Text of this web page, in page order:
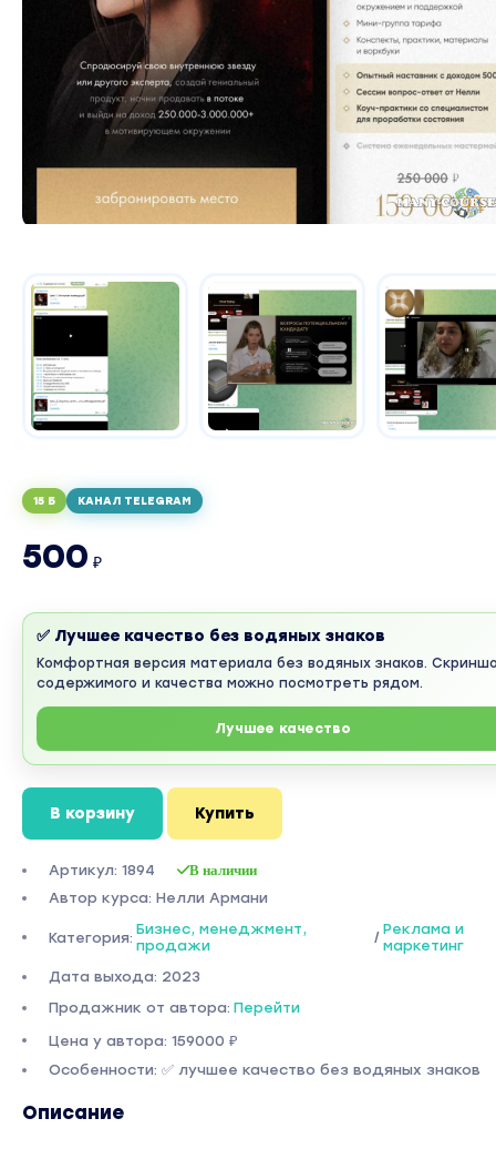
15 Б КАНАЛ TELEGRAM
500 ₽
✅ Лучшее качество без водяных знаков
Комфортная версия материала без водяных знаков.
содержимого и качества можно посмотреть рядом.
Лучшее качество
В корзину Купить
Артикул: 1894 В наличии
Автор курса: Нелли Армани
Категория: Бизнес, менеджмент,
продажи
/ Реклама и
маркетинг
Дата выхода: 2023
Продажник от автора: Перейти
Цена у автора: 159000 ₽
Особенности: ✅ лучшее качество без водяных знаков
Описание